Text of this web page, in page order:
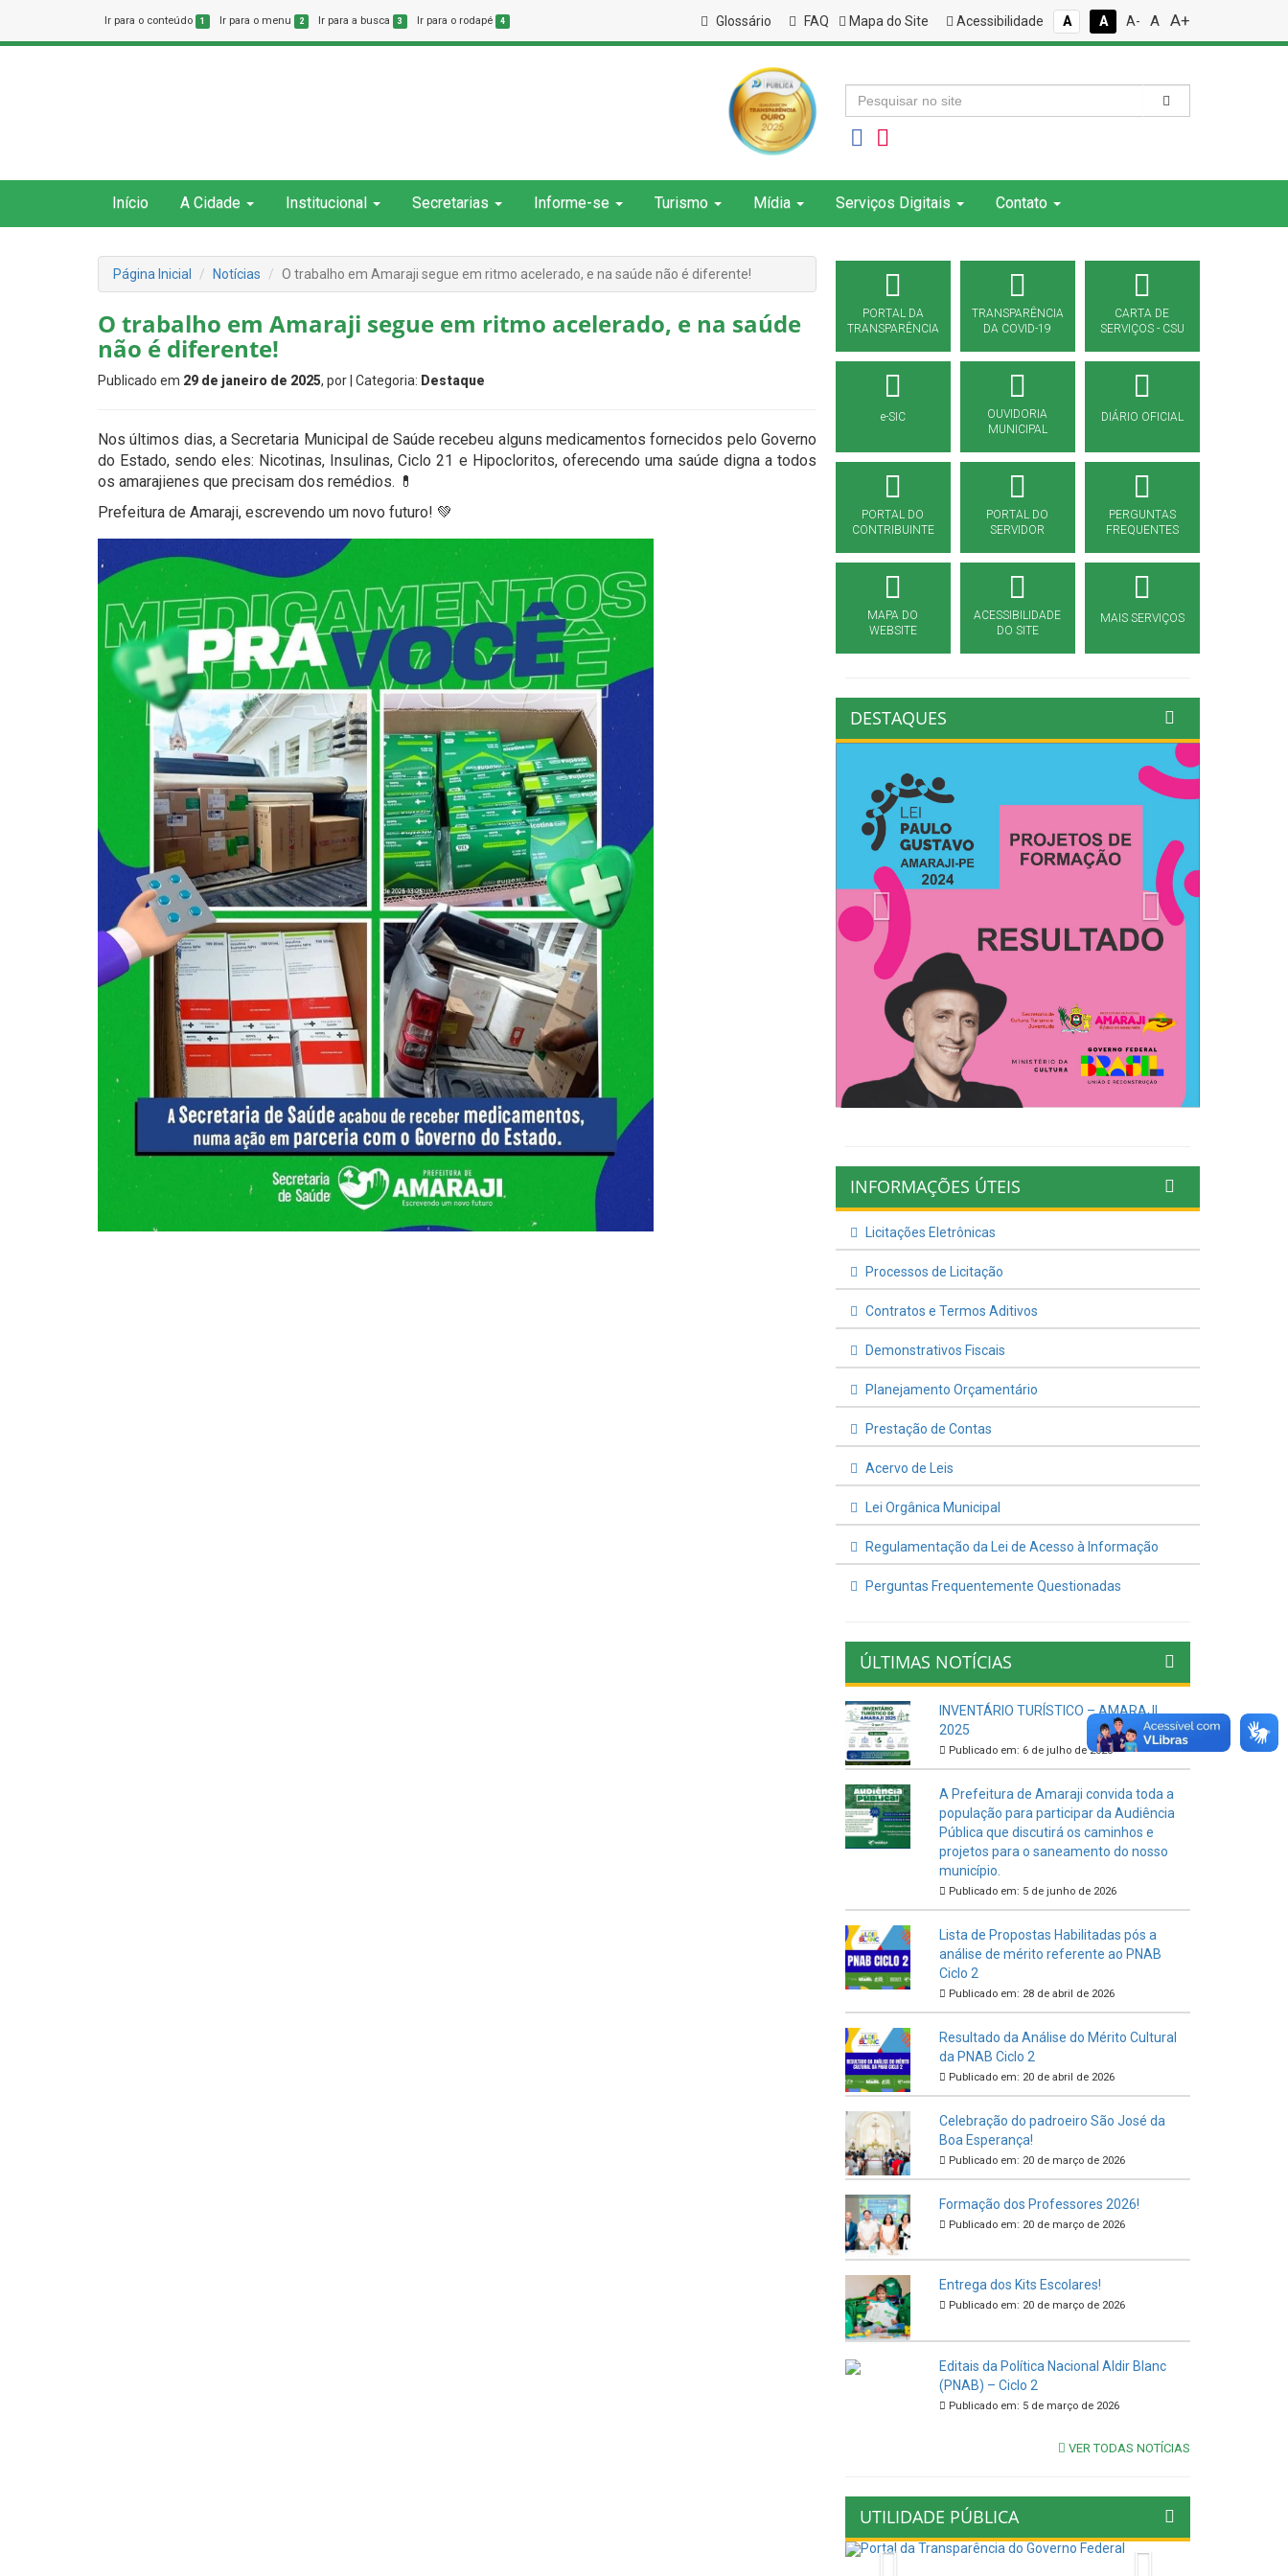
Ir para o conteúdo 1 Ir para o menu 2 Ir para a busca 3 Ir para o rodapé 4 Glossário FAQ Mapa do Site Acessibilidade A A A- A A+
Início A Cidade Institucional Secretarias Informe-se Turismo Mídia Serviços Digitais Contato
Página Inicial Notícias O trabalho em Amaraji segue em ritmo acelerado, e na saúde não é diferente!
O trabalho em Amaraji segue em ritmo acelerado, e na saúde
não é diferente!
Publicado em 29 de janeiro de 2025, por | Categoria: Destaque
Nos últimos dias, a Secretaria Municipal de Saúde recebeu alguns medicamentos fornecidos pelo Governo
do Estado, sendo eles: Nicotinas, Insulinas, Ciclo 21 e Hipocloritos, oferecendo uma saúde digna a todos
os amarajienes que precisam dos remédios. 💊
Prefeitura de Amaraji, escrevendo um novo futuro! 💚
PORTAL DA
TRANSPARÊNCIA
TRANSPARÊNCIA
DA COVID-19
CARTA DE
SERVIÇOS - CSU
e-SIC
OUVIDORIA
MUNICIPAL
DIÁRIO OFICIAL
PORTAL DO
CONTRIBUINTE
PORTAL DO
SERVIDOR
PERGUNTAS
FREQUENTES
MAPA DO
WEBSITE
ACESSIBILIDADE
DO SITE
MAIS SERVIÇOS
DESTAQUES
Previous Next
INFORMAÇÕES ÚTEIS
Licitações Eletrônicas
Processos de Licitação
Contratos e Termos Aditivos
Demonstrativos Fiscais
Planejamento Orçamentário
Prestação de Contas
Acervo de Leis
Lei Orgânica Municipal
Regulamentação da Lei de Acesso à Informação
Perguntas Frequentemente Questionadas
ÚLTIMAS NOTÍCIAS
INVENTÁRIO TURÍSTICO – AMARAJI
2025
Publicado em: 6 de julho de 2026
A Prefeitura de Amaraji convida toda a
população para participar da Audiência
Pública que discutirá os caminhos e
projetos para o saneamento do nosso
município.
Publicado em: 5 de junho de 2026
Lista de Propostas Habilitadas pós a
análise de mérito referente ao PNAB
Ciclo 2
Publicado em: 28 de abril de 2026
Resultado da Análise do Mérito Cultural
da PNAB Ciclo 2
Publicado em: 20 de abril de 2026
Celebração do padroeiro São José da
Boa Esperança!
Publicado em: 20 de março de 2026
Formação dos Professores 2026!
Publicado em: 20 de março de 2026
Entrega dos Kits Escolares!
Publicado em: 20 de março de 2026
Editais da Política Nacional Aldir Blanc
(PNAB) – Ciclo 2
Publicado em: 5 de março de 2026
VER TODAS NOTÍCIAS
UTILIDADE PÚBLICA
Previous